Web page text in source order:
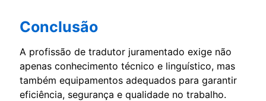
Conclusão
A profissão de tradutor juramentado exige não
apenas conhecimento técnico e linguístico, mas
também equipamentos adequados para garantir
eficiência, segurança e qualidade no trabalho.